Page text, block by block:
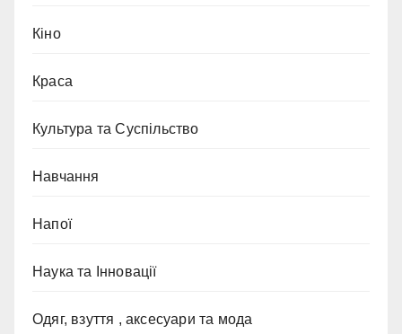
Кіно
Краса
Культура та Суспільство
Навчання
Напої
Наука та Інновації
Одяг, взуття , аксесуари та мода